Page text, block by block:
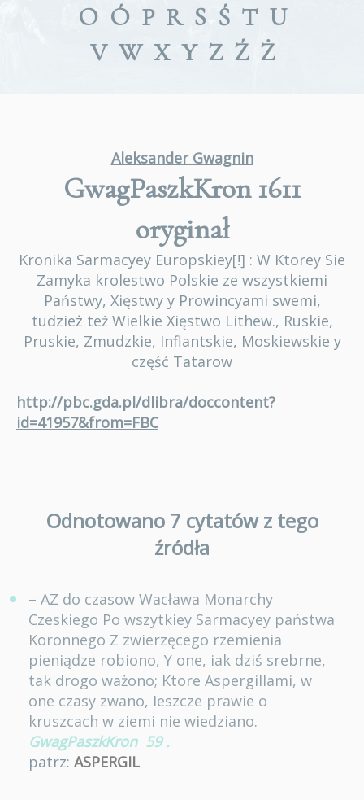
O Ó P R S Ś T U
V W X Y Z Ź Ż
Aleksander Gwagnin
GwagPaszkKron 1611
oryginał
Kronika Sarmacyey Europskiey[!] : W Ktorey Sie
Zamyka krolestwo Polskie ze wszystkiemi
Państwy, Xięstwy y Prowincyami swemi,
tudzież̇ też Wielkie Xięstwo Lithew., Ruskie,
Pruskie, Zmudzkie, Inflantskie, Moskiewskie y
część Tatarow
http://pbc.gda.pl/dlibra/doccontent?
id=41957&from=FBC
Odnotowano 7 cytatów z tego
źródła
– AZ do czasow Wacława Monarchy
Czeskiego Po wszytkiey Sarmacyey państwa
Koronnego Z zwierzęcego rzemienia
pieniądze robiono, Y one, iak dziś srebrne,
tak drogo ważono; Ktore Aspergillami, w
one czasy zwano, Ieszcze prawie o
kruszcach w ziemi nie wiedziano.
GwagPaszkKron 59 .
patrz: ASPERGIL